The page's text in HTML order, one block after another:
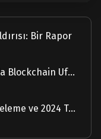
Bir Rapor
Etherscan, Solscan Satın Alımıyla Blockchain Ufuklarını Genişletiyor
Bitcoin 2023'te: Kapsamlı Bir İnceleme ve 2024 Tahmini